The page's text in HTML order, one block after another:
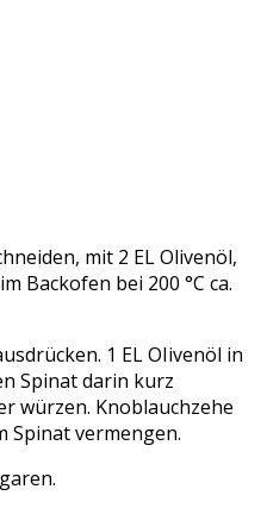
mit 2 EL Olivenöl,
Backofen bei 200 °C ca.
1 EL OIivenöl in
Spinat darin kurz
würzen. Knoblauchzehe
Spinat vermengen.